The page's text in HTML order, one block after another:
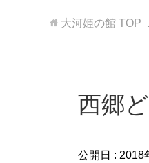
大河姫の館 TOP
西郷
公開日 : 2018